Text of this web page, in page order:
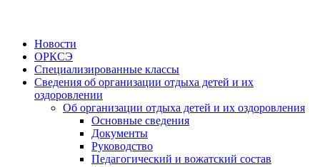
Новости
ОРКСЭ
Специализированные классы
Сведения об организации отдыха детей и их
оздоровлении
Об организации отдыха детей и их оздоровления
Основные сведения
Документы
Руководство
Педагогический и вожатский состав